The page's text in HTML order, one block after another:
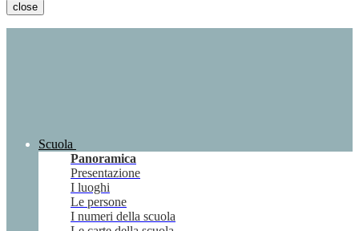
close
Scuola
Panoramica
Presentazione
I luoghi
Le persone
I numeri della scuola